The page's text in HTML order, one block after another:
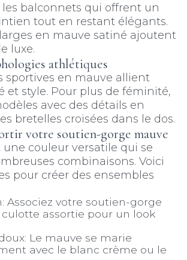
les balconnets qui offrent un
tout en restant élégants.
en mauve satiné ajoutent
luxe.
athlétiques
sportives en mauve allient
et style. Pour plus de féminité,
avec des détails en
bretelles croisées dans le dos.
votre soutien-gorge mauve
une couleur versatile qui se
combinaisons. Voici
pour créer des ensembles
Associez votre soutien-gorge
assortie pour un look
Le mauve se marie
avec le blanc crème ou le